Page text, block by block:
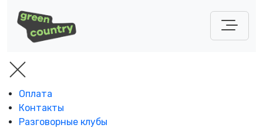
Оплата
Контакты
Разговорные клубы